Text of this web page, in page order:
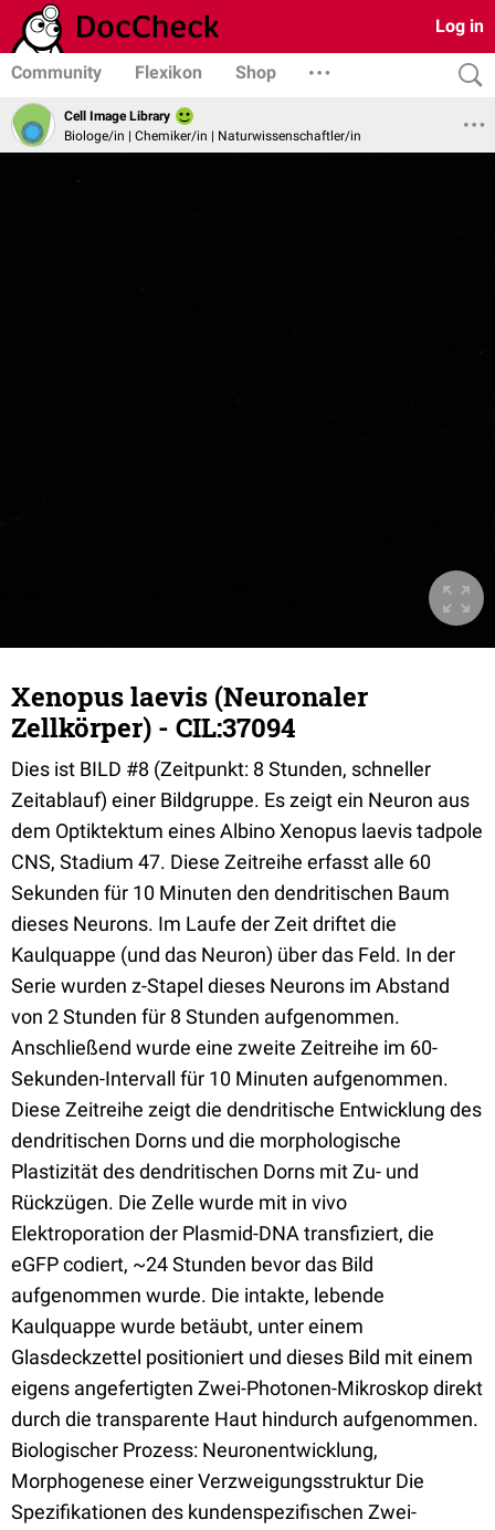
Log in
Community Flexikon Shop
Cell Image Library
Biologe/in | Chemiker/in | Naturwissenschaftler/in
Xenopus laevis (Neuronaler
Zellkörper) - CIL:37094
Dies ist BILD #8 (Zeitpunkt: 8 Stunden, schneller
Zeitablauf) einer Bildgruppe. Es zeigt ein Neuron aus
dem Optiktektum eines Albino Xenopus laevis tadpole
CNS, Stadium 47. Diese Zeitreihe erfasst alle 60
Sekunden für 10 Minuten den dendritischen Baum
dieses Neurons. Im Laufe der Zeit driftet die
Kaulquappe (und das Neuron) über das Feld. In der
Serie wurden z-Stapel dieses Neurons im Abstand
von 2 Stunden für 8 Stunden aufgenommen.
Anschließend wurde eine zweite Zeitreihe im 60-
Sekunden-Intervall für 10 Minuten aufgenommen.
Diese Zeitreihe zeigt die dendritische Entwicklung des
dendritischen Dorns und die morphologische
Plastizität des dendritischen Dorns mit Zu- und
Rückzügen. Die Zelle wurde mit in vivo
Elektroporation der Plasmid-DNA transfiziert, die
eGFP codiert, ~24 Stunden bevor das Bild
aufgenommen wurde. Die intakte, lebende
Kaulquappe wurde betäubt, unter einem
Glasdeckzettel positioniert und dieses Bild mit einem
eigens angefertigten Zwei-Photonen-Mikroskop direkt
durch die transparente Haut hindurch aufgenommen.
Biologischer Prozess: Neuronentwicklung,
Morphogenese einer Verzweigungsstruktur Die
Spezifikationen des kundenspezifischen Zwei-